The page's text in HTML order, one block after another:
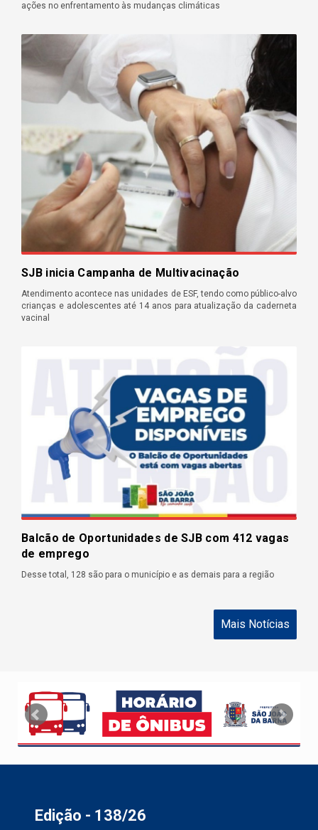
ações no enfrentamento às mudanças climáticas
SJB inicia Campanha de Multivacinação
Atendimento acontece nas unidades de ESF, tendo como público-alvo
crianças e adolescentes até 14 anos para atualização da caderneta
vacinal
Balcão de Oportunidades de SJB com 412 vagas
de emprego
Desse total, 128 são para o município e as demais para a região
Mais Notícias
Edição - 138/26